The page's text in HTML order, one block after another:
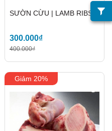
SƯỜN CỪU | LAMB RIBS
300.000₫
400.000₫
Giảm 20%